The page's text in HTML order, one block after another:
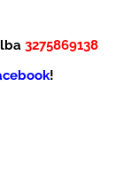
3275869138
!